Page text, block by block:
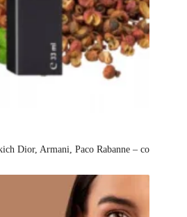
Dior, Armani, Paco Rabanne – co